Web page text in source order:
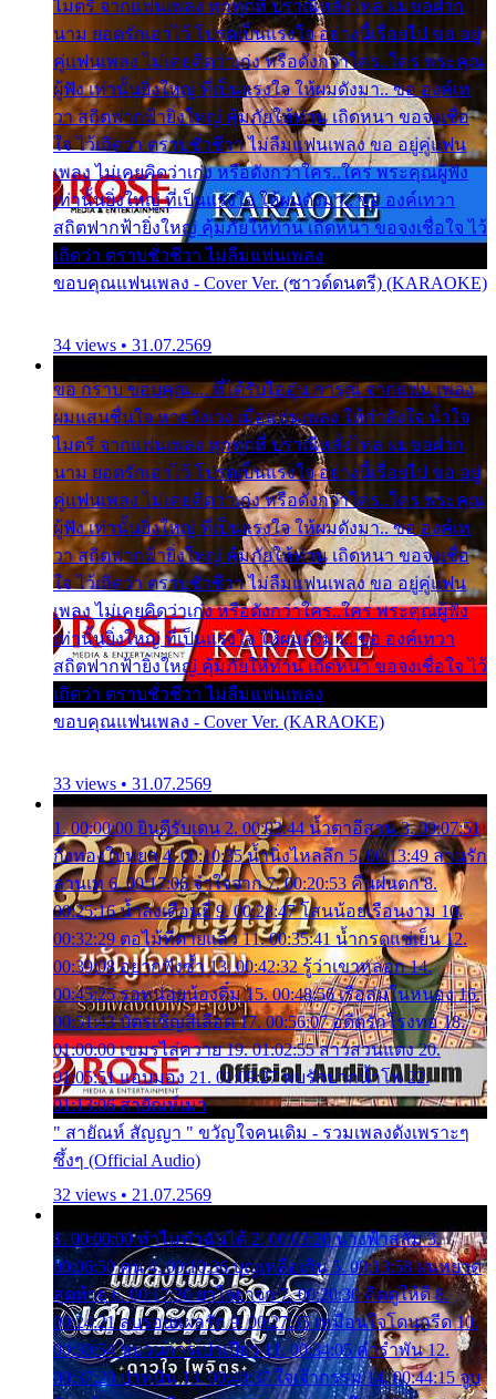
ไมตรี จากแฟนเพลง ทุกทุกที่ ปราณีหลั่งไหล ผมขอฝาก
นาม ยอดรักเอาไว้ โปรดเป็นแรงใจ อย่างนี้เรื่อยไป ขอ อยู่
คู่แฟนเพลง ไม่เคยคิดว่าเก่ง หรือดังกว่าใคร..ใคร พระคุณ
ผู้ฟัง เท่านั้นยิ่งใหญ่ ที่เป็นแรงใจ ให้ผมดังมา.. ขอ องค์เท
วา สถิตฟากฟ้ายิ่งใหญ่ คุ้มภัยให้ท่าน เถิดหนา ขอจงเชื่อ
ใจ ไว้เถิดว่า ตราบชั่วชีวา ไม่ลืมแฟนเพลง ขอ อยู่คู่แฟน
เพลง ไม่เคยคิดว่าเก่ง หรือดังกว่าใคร..ใคร พระคุณผู้ฟัง
เท่านั้นยิ่งใหญ่ ที่เป็นแรงใจ ให้ผมดังมา.. ขอ องค์เทวา
สถิตฟากฟ้ายิ่งใหญ่ คุ้มภัยให้ท่าน เถิดหนา ขอจงเชื่อใจ ไว้
เถิดว่า ตราบชั่วชีวา ไม่ลืมแฟนเพลง
ขอบคุณแฟนเพลง - Cover Ver. (ซาวด์ดนตรี) (KARAOKE)
34 views • 31.07.2569
ขอ กราบ ขอบคุณ.... ที่ได้รับไออุ่น การุณ จากแฟน เพลง
ผมแสนชื่นใจ หายวังเวง เมื่อแฟนเพลง ให้กำลังใจ น้ำใจ
ไมตรี จากแฟนเพลง ทุกทุกที่ ปราณีหลั่งไหล ผมขอฝาก
นาม ยอดรักเอาไว้ โปรดเป็นแรงใจ อย่างนี้เรื่อยไป ขอ อยู่
คู่แฟนเพลง ไม่เคยคิดว่าเก่ง หรือดังกว่าใคร..ใคร พระคุณ
ผู้ฟัง เท่านั้นยิ่งใหญ่ ที่เป็นแรงใจ ให้ผมดังมา.. ขอ องค์เท
วา สถิตฟากฟ้ายิ่งใหญ่ คุ้มภัยให้ท่าน เถิดหนา ขอจงเชื่อ
ใจ ไว้เถิดว่า ตราบชั่วชีวา ไม่ลืมแฟนเพลง ขอ อยู่คู่แฟน
เพลง ไม่เคยคิดว่าเก่ง หรือดังกว่าใคร..ใคร พระคุณผู้ฟัง
เท่านั้นยิ่งใหญ่ ที่เป็นแรงใจ ให้ผมดังมา.. ขอ องค์เทวา
สถิตฟากฟ้ายิ่งใหญ่ คุ้มภัยให้ท่าน เถิดหนา ขอจงเชื่อใจ ไว้
เถิดว่า ตราบชั่วชีวา ไม่ลืมแฟนเพลง
ขอบคุณแฟนเพลง - Cover Ver. (KARAOKE)
33 views • 31.07.2569
1. 00:00:00 ยินดีรับเดน 2. 00:03:44 น้ำตาอีสาน 3. 00:07:51
กิ่งทองใบหยก 4. 00:10:35 น้ำนิ่งไหลลึก 5. 00:13:49 ลานรัก
ลานเท 6. 00:17:06 จำใจจาก 7. 00:20:53 คืนฝนตก 8.
00:25:16 น้ำลงเดือนยี่ 9. 00:28:47 โสนน้อยเรือนงาม 10.
00:32:29 ตอไม้ที่ตายแล้ว 11. 00:35:41 น้ำกรดแช่เย็น 12.
00:39:08 อยากฟังซ้ำ 13. 00:42:32 รู้ว่าเขาหลอก 14.
00:45:25 รอหน่อยน้องติ๋ม 15. 00:48:56 เรือล่มในหนอง 16.
00:51:43 บัตรเชิญสีเลือด 17. 00:56:07 อดีตรักโรงทอ 18.
01:00:00 เขมรไล่ควาย 19. 01:02:55 สาวสวนแตง 20.
01:05:51 แอบมอง 21. 01:09:27 พบรักปากน้ำโพ 22.
01:13:06 สายัณห์เมา
" สายัณห์ สัญญา " ขวัญใจคนเดิม - รวมเพลงดังเพราะๆ
ซึ้งๆ (Official Audio)
32 views • 21.07.2569
1. 00:00:00 ทำไมทำฉันได้ 2. 00:03:20 นางฟ้าสลัม 3.
00:06:50 คน 4. 00:10:36 บุญเหลือเกิน 5. 00:13:58 ฝนหยาด
สุดท้าย 6. 00:17:30 ยาใจยาจก 7. 00:20:30 คิดดูให้ดี 8.
00:24:21 ลบรอยแผลรัก 9. 00:27:35 เหมือนใจโดนกรีด 10.
00:30:54 ขบวนการเปาเปียว 11. 00:34:05 คำรำพัน 12.
00:37:20 ปาหนัน 13. 00:40:37 ใจเจ้ากรรม 14. 00:44:15 จูบ